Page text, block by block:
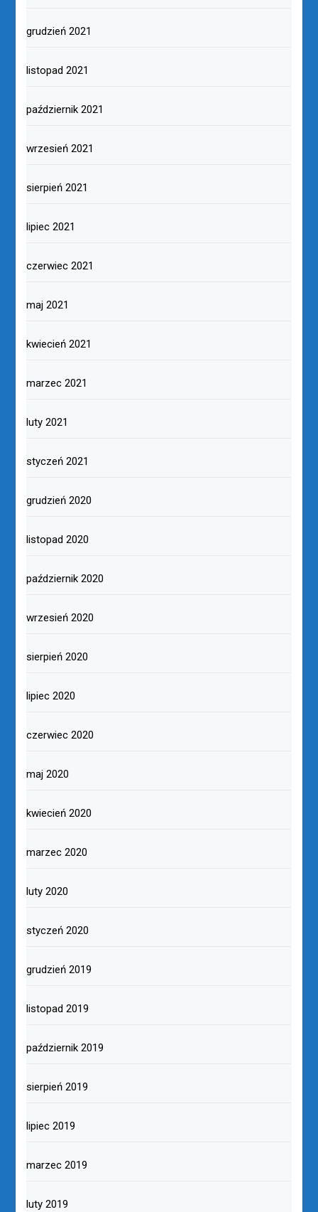
grudzień 2021
listopad 2021
październik 2021
wrzesień 2021
sierpień 2021
lipiec 2021
czerwiec 2021
maj 2021
kwiecień 2021
marzec 2021
luty 2021
styczeń 2021
grudzień 2020
listopad 2020
październik 2020
wrzesień 2020
sierpień 2020
lipiec 2020
czerwiec 2020
maj 2020
kwiecień 2020
marzec 2020
luty 2020
styczeń 2020
grudzień 2019
listopad 2019
październik 2019
sierpień 2019
lipiec 2019
marzec 2019
luty 2019